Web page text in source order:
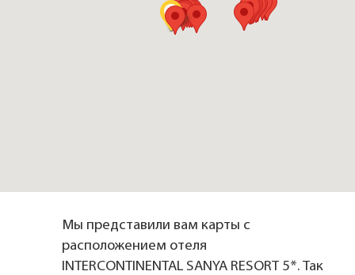
Мы представили вам карты с
расположением отеля
INTERCONTINENTAL SANYA RESORT 5*. Так